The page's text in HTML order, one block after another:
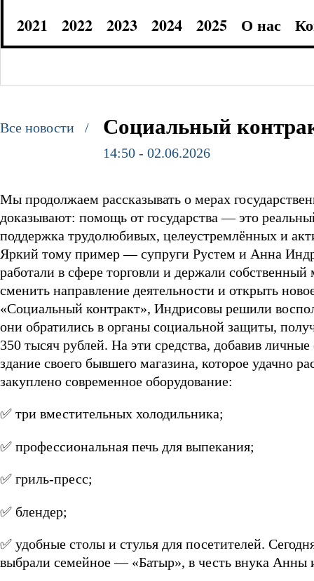
2021
2022 2023 2024 2025 О нас
Все новости / Социальный
14:50 - 02.06.2026
Мы продолжаем рассказывать о мерах
доказывают: помощь от государства — это
поддержка трудолюбивых, целеустремлённых и
Яркий тому пример — супруги Рустем и Анна
работали в сфере торговли и держали
сменить направление деятельности и открыть
«Социальный контракт», Индрисовы решили
они обратились в органы социальной защиты,
350 тысяч рублей. На эти средства, добавив
здание своего бывшего магазина, которое удачно
закуплено современное оборудование:
✅ три вместительных холодильника;
✅ профессиональная печь для выпекания;
✅ гриль-пресс;
✅ блендер;
✅ удобные столы и стулья для посетителей.
выбрали семейное — «Батыр», в честь внука Анны